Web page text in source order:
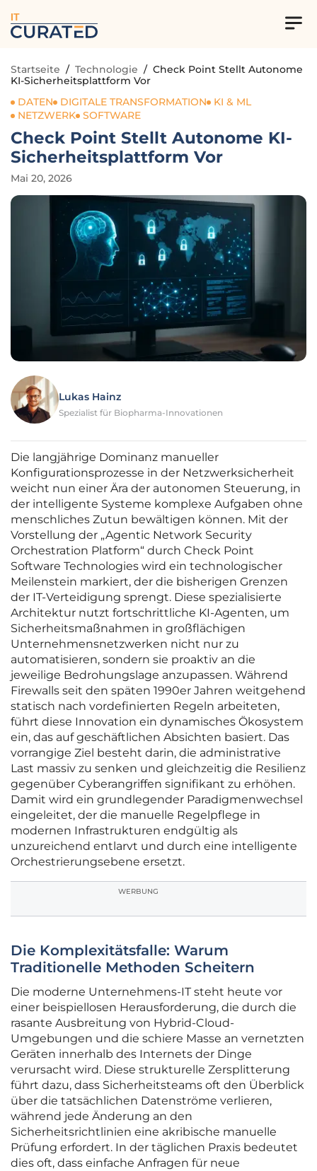
IT
Startseite / Technologie / Check Point Stellt Autonome
KI-Sicherheitsplattform Vor
DATEN
DIGITALE TRANSFORMATION
KI & ML
NETZWERK SOFTWARE
Check Point Stellt Autonome KI-
Sicherheitsplattform Vor
Mai 20, 2026
Lukas Hainz
Spezialist für Biopharma-Innovationen
Die langjährige Dominanz manueller
Konfigurationsprozesse in der Netzwerksicherheit
weicht nun einer Ära der autonomen Steuerung, in
der intelligente Systeme komplexe Aufgaben ohne
menschliches Zutun bewältigen können. Mit der
Vorstellung der „Agentic Network Security
Orchestration Platform“ durch Check Point
Software Technologies wird ein technologischer
Meilenstein markiert, der die bisherigen Grenzen
der IT-Verteidigung sprengt. Diese spezialisierte
Architektur nutzt fortschrittliche KI-Agenten, um
Sicherheitsmaßnahmen in großflächigen
Unternehmensnetzwerken nicht nur zu
automatisieren, sondern sie proaktiv an die
jeweilige Bedrohungslage anzupassen. Während
Firewalls seit den späten 1990er Jahren weitgehend
statisch nach vordefinierten Regeln arbeiteten,
führt diese Innovation ein dynamisches Ökosystem
ein, das auf geschäftlichen Absichten basiert. Das
vorrangige Ziel besteht darin, die administrative
Last massiv zu senken und gleichzeitig die Resilienz
gegenüber Cyberangriffen signifikant zu erhöhen.
Damit wird ein grundlegender Paradigmenwechsel
eingeleitet, der die manuelle Regelpflege in
modernen Infrastrukturen endgültig als
unzureichend entlarvt und durch eine intelligente
Orchestrierungsebene ersetzt.
WERBUNG
Die Komplexitätsfalle: Warum
Traditionelle Methoden Scheitern
Die moderne Unternehmens-IT steht heute vor
einer beispiellosen Herausforderung, die durch die
rasante Ausbreitung von Hybrid-Cloud-
Umgebungen und die schiere Masse an vernetzten
Geräten innerhalb des Internets der Dinge
verursacht wird. Diese strukturelle Zersplitterung
führt dazu, dass Sicherheitsteams oft den Überblick
über die tatsächlichen Datenströme verlieren,
während jede Änderung an den
Sicherheitsrichtlinien eine akribische manuelle
Prüfung erfordert. In der täglichen Praxis bedeutet
dies oft, dass einfache Anfragen für neue